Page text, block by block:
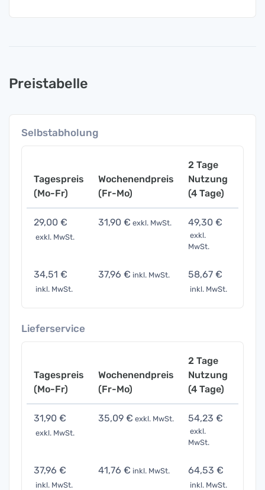
Preistabelle
Selbstabholung
Tagespreis
(Mo-Fr)
Wochenendpreis
(Fr-Mo)
2 Tage
Nutzung
(4 Tage)
29,00 €
exkl. MwSt.
31,90 € exkl. MwSt. 49,30 €
exkl.
MwSt.
34,51 €
inkl. MwSt.
37,96 € inkl. MwSt. 58,67 €
inkl. MwSt.
Lieferservice
Tagespreis
(Mo-Fr)
Wochenendpreis
(Fr-Mo)
2 Tage
Nutzung
(4 Tage)
31,90 €
exkl. MwSt.
35,09 € exkl. MwSt. 54,23 €
exkl.
MwSt.
37,96 €
inkl. MwSt.
41,76 € inkl. MwSt. 64,53 €
inkl. MwSt.